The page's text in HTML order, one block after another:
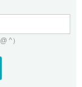
^）